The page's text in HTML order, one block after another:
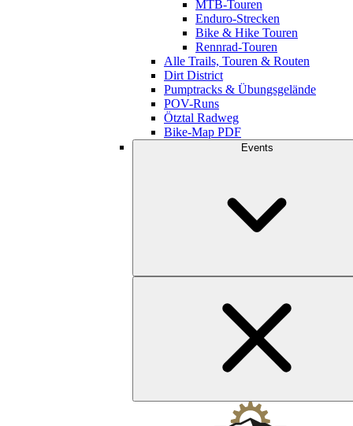
MTB-Touren
Enduro-Strecken
Bike & Hike Touren
Rennrad-Touren
Alle Trails, Touren & Routen
Dirt District
Pumptracks & Übungsgelände
POV-Runs
Ötztal Radweg
Bike-Map PDF
Events